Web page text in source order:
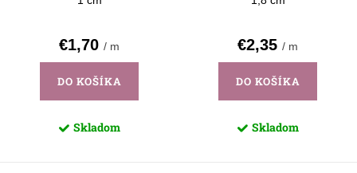
€1,70 / m
DO KOŠÍKA
Skladom
€2,35 / m
DO KOŠÍKA
Skladom